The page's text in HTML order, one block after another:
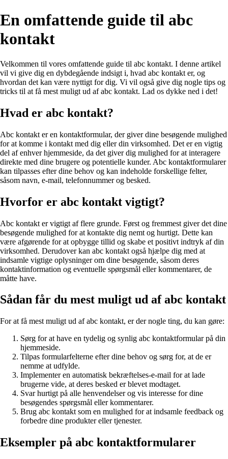
En omfattende guide til abc
kontakt
Velkommen til vores omfattende guide til abc kontakt. I denne artikel
vil vi give dig en dybdegående indsigt i, hvad abc kontakt er, og
hvordan det kan være nyttigt for dig. Vi vil også give dig nogle tips og
tricks til at få mest muligt ud af abc kontakt. Lad os dykke ned i det!
Hvad er abc kontakt?
Abc kontakt er en kontaktformular, der giver dine besøgende mulighed
for at komme i kontakt med dig eller din virksomhed. Det er en vigtig
del af enhver hjemmeside, da det giver dig mulighed for at interagere
direkte med dine brugere og potentielle kunder. Abc kontaktformularer
kan tilpasses efter dine behov og kan indeholde forskellige felter,
såsom navn, e-mail, telefonnummer og besked.
Hvorfor er abc kontakt vigtigt?
Abc kontakt er vigtigt af flere grunde. Først og fremmest giver det dine
besøgende mulighed for at kontakte dig nemt og hurtigt. Dette kan
være afgørende for at opbygge tillid og skabe et positivt indtryk af din
virksomhed. Derudover kan abc kontakt også hjælpe dig med at
indsamle vigtige oplysninger om dine besøgende, såsom deres
kontaktinformation og eventuelle spørgsmål eller kommentarer, de
måtte have.
Sådan får du mest muligt ud af abc kontakt
For at få mest muligt ud af abc kontakt, er der nogle ting, du kan gøre:
Sørg for at have en tydelig og synlig abc kontaktformular på din
hjemmeside.
Tilpas formularfelterne efter dine behov og sørg for, at de er
nemme at udfylde.
Implementer en automatisk bekræftelses-e-mail for at lade
brugerne vide, at deres besked er blevet modtaget.
Svar hurtigt på alle henvendelser og vis interesse for dine
besøgendes spørgsmål eller kommentarer.
Brug abc kontakt som en mulighed for at indsamle feedback og
forbedre dine produkter eller tjenester.
Eksempler på abc kontaktformularer